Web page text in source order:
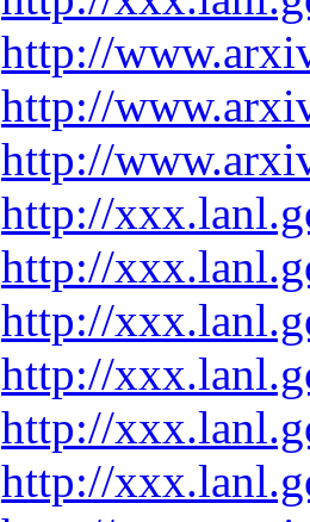
http://
http://
http://
http://
http://
http://
http://
http://
http://